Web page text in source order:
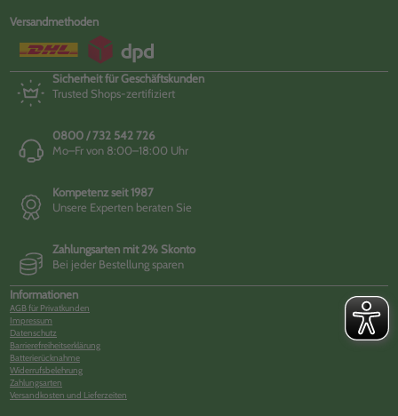
Versandmethoden
Sicherheit für Geschäftskunden
Trusted Shops-zertifiziert
0800 / 732 542 726
Mo–Fr von 8:00–18:00 Uhr
Kompetenz seit 1987
Unsere Experten beraten Sie
Zahlungsarten mit 2% Skonto
Bei jeder Bestellung sparen
Informationen
AGB für Privatkunden
Impressum
Datenschutz
Barrierefreiheitserklärung
Batterierücknahme
Widerrufsbelehrung
Zahlungsarten
Versandkosten und Lieferzeiten